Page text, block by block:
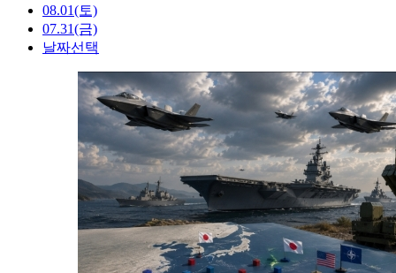
08.01(토)
07.31(금)
날짜선택